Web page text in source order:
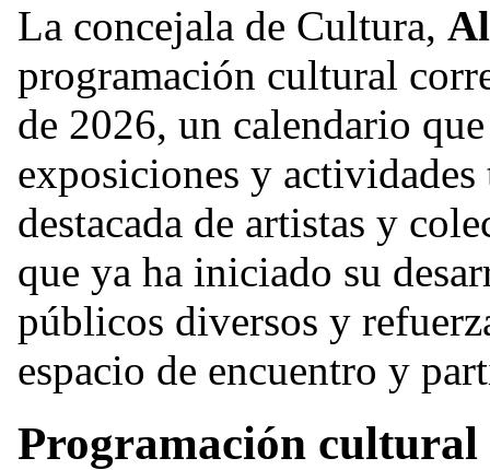
La concejala de Cultura,
programación cultural
de 2026, un calendario
exposiciones y
destacada de artistas y
que ya ha iniciado su
públicos diversos y
espacio de encuentro y
Programación cultural